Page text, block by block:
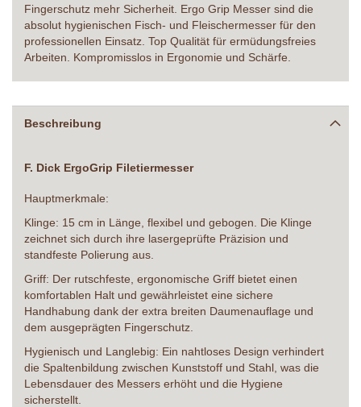
Fingerschutz mehr Sicherheit. Ergo Grip Messer sind die
absolut hygienischen Fisch- und Fleischermesser für den
professionellen Einsatz. Top Qualität für ermüdungsfreies
Arbeiten. Kompromisslos in Ergonomie und Schärfe.
Beschreibung
F. Dick ErgoGrip Filetiermesser
Hauptmerkmale:
Klinge: 15 cm in Länge, flexibel und gebogen. Die Klinge
zeichnet sich durch ihre lasergeprüfte Präzision und
standfeste Polierung aus.
Griff: Der rutschfeste, ergonomische Griff bietet einen
komfortablen Halt und gewährleistet eine sichere
Handhabung dank der extra breiten Daumenauflage und
dem ausgeprägten Fingerschutz.
Hygienisch und Langlebig: Ein nahtloses Design verhindert
die Spaltenbildung zwischen Kunststoff und Stahl, was die
Lebensdauer des Messers erhöht und die Hygiene
sicherstellt.